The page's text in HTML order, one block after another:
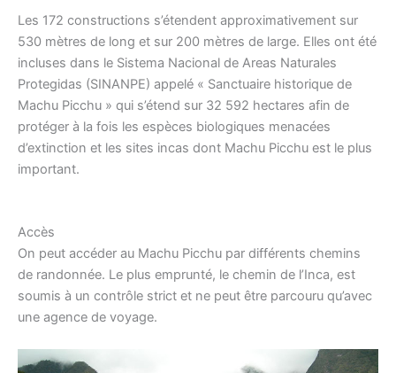
Les 172 constructions s’étendent approximativement sur
530 mètres de long et sur 200 mètres de large. Elles ont été
incluses dans le Sistema Nacional de Areas Naturales
Protegidas (SINANPE) appelé « Sanctuaire historique de
Machu Picchu » qui s’étend sur 32 592 hectares afin de
protéger à la fois les espèces biologiques menacées
d’extinction et les sites incas dont Machu Picchu est le plus
important.
Accès
On peut accéder au Machu Picchu par différents chemins
de randonnée. Le plus emprunté, le chemin de l’Inca, est
soumis à un contrôle strict et ne peut être parcouru qu’avec
une agence de voyage.